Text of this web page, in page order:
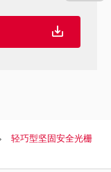
轻巧型坚固安全光栅